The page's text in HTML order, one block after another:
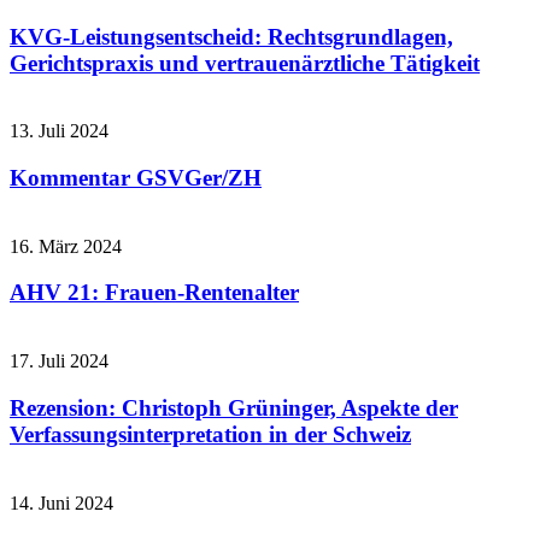
KVG-Leistungsentscheid: Rechtsgrundlagen,
Gerichtspraxis und vertrauenärztliche Tätigkeit
13. Juli 2024
Kommentar GSVGer/ZH
16. März 2024
AHV 21: Frauen-Rentenalter
17. Juli 2024
Rezension: Christoph Grüninger, Aspekte der
Verfassungsinterpretation in der Schweiz
14. Juni 2024